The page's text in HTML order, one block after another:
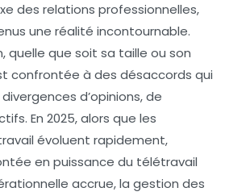
des relations professionnelles,
une réalité incontournable.
quelle que soit sa taille ou son
confrontée à des désaccords qui
d’opinions, de
En 2025, alors que les
évoluent rapidement,
en puissance du télétravail
accrue, la gestion des